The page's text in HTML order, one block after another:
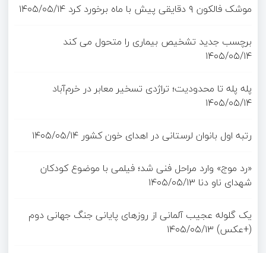
موشک فالکون ۹ دقایقی پیش با ماه برخورد کرد
۱۴۰۵/۰۵/۱۴
برچسب جدید تشخیص بیماری را متحول می کند
۱۴۰۵/۰۵/۱۴
پله پله تا محدودیت؛ تراژدی تسخیر معابر در خرم‌آباد
۱۴۰۵/۰۵/۱۴
رتبه اول بانوان لرستانی در اهدای خون کشور ۱۴۰۵/۰۵/۱۴
«رد موج» وارد مراحل فنی شد؛ فیلمی با موضوع کودکان
شهدای ناو دنا ۱۴۰۵/۰۵/۱۳
یک گلوله عجیب آلمانی از روزهای پایانی جنگ جهانی دوم
(+عکس) ۱۴۰۵/۰۵/۱۳